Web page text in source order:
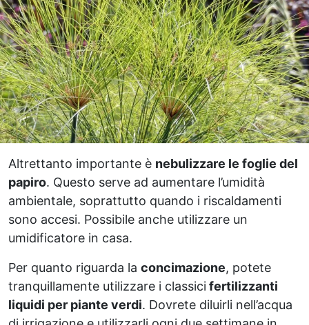
Altrettanto importante è nebulizzare le foglie del
papiro. Questo serve ad aumentare l’umidità
ambientale, soprattutto quando i riscaldamenti
sono accesi. Possibile anche utilizzare un
umidificatore in casa.
Per quanto riguarda la concimazione, potete
tranquillamente utilizzare i classicifertilizzanti
liquidi per piante verdi. Dovrete diluirli nell’acqua